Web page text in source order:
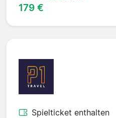
179 €
Spielticket enthalten